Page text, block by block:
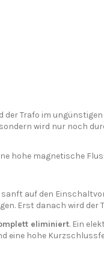
der Trafo im
wird nur noch
hohe magnetische
auf den
Erst danach wird der
eliminiert. Ein
eine hohe